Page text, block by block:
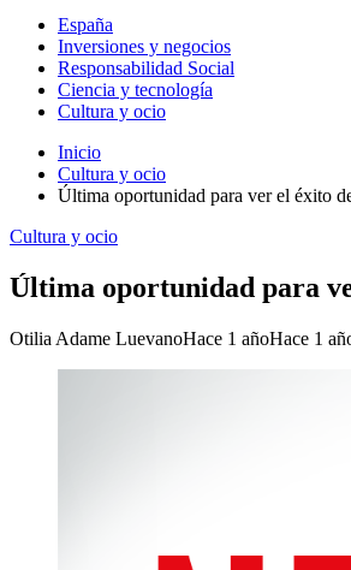
España
Inversiones y negocios
Responsabilidad Social
Ciencia y tecnología
Cultura y ocio
Inicio
Cultura y ocio
Última oportunidad para ver el éxito
Cultura y ocio
Última oportunidad para
Otilia Adame LuevanoHace 1 añoHace 1